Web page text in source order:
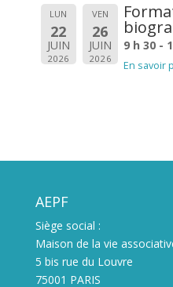
LUN
22
JUIN
2026
VEN
26
JUIN
2026
9 h 30 -
En savoir
AEPF
Siège social :
Maison de la vie
5 bis rue du Louvre
75001 PARIS